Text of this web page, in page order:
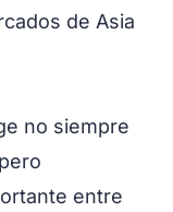
de Asia
no siempre
entre